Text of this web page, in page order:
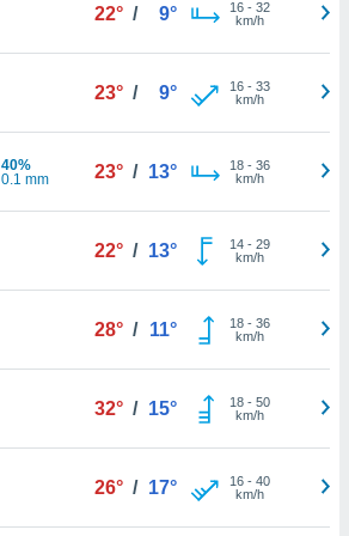
22° / 9° 16- 32
km/h
23° / 9° 16- 33
km/h
40%
0.1 mm
23° / 13° 18- 36
km/h
22° / 13° 14- 29
km/h
28° / 11° 18- 36
km/h
32° / 15° 18- 50
km/h
26° / 17° 16- 40
km/h